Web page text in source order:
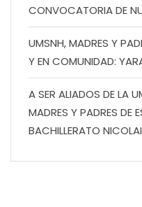
CONVOCATORIA DE
UMSNH, MADRES Y
Y EN COMUNIDAD:
A SER ALIADOS DE LA
MADRES Y PADRES DE
BACHILLERATO